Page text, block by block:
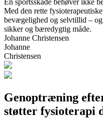
Med den rette
bevægelighed og selvtillid –
sikker og bæredygtig måde.
Johanne Christensen
Johanne
Christensen
Genoptræning
støtter fysioterapi